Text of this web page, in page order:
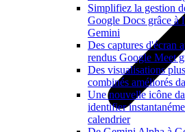
Simplifiez la gestion
Google Docs grâce à
Gemini
Des captures d'écran
rendus Google Meet
Des visualisations
combinés améliorés
Une nouvelle icône
identifier
calendrier